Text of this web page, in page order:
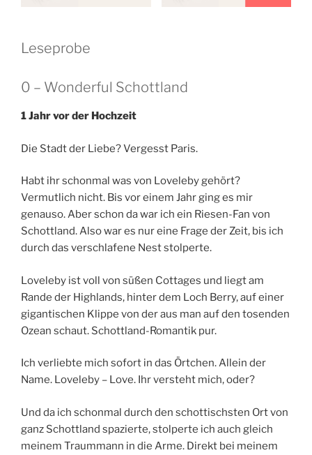
Leseprobe
0 – Wonderful Schottland
1 Jahr vor der Hochzeit
Die Stadt der Liebe? Vergesst Paris.
Habt ihr schonmal was von Loveleby gehört?
Vermutlich nicht. Bis vor einem Jahr ging es mir
genauso. Aber schon da war ich ein Riesen-Fan von
Schottland. Also war es nur eine Frage der Zeit, bis ich
durch das verschlafene Nest stolperte.
Loveleby ist voll von süßen Cottages und liegt am
Rande der Highlands, hinter dem Loch Berry, auf einer
gigantischen Klippe von der aus man auf den tosenden
Ozean schaut. Schottland-Romantik pur.
Ich verliebte mich sofort in das Örtchen. Allein der
Name. Loveleby – Love. Ihr versteht mich, oder?
Und da ich schonmal durch den schottischsten Ort von
ganz Schottland spazierte, stolperte ich auch gleich
meinem Traummann in die Arme. Direkt bei meinem